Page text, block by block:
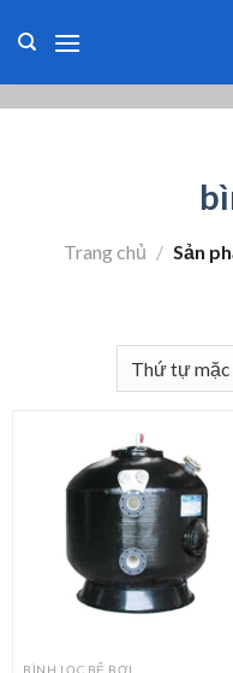
Trang chủ / Sản
BÌNH LỌC BỂ BƠI